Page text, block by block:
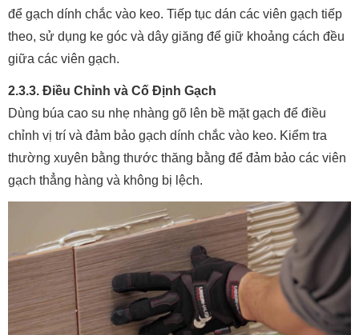
để gạch dính chắc vào keo. Tiếp tục dán các viên gạch tiếp
theo, sử dụng ke góc và dây giăng để giữ khoảng cách đều
giữa các viên gạch.
2.3.3. Điều Chỉnh và Cố Định Gạch
Dùng búa cao su nhẹ nhàng gõ lên bề mặt gạch để điều
chỉnh vị trí và đảm bảo gạch dính chắc vào keo. Kiểm tra
thường xuyên bằng thước thăng bằng để đảm bảo các viên
gạch thẳng hàng và không bị lệch.